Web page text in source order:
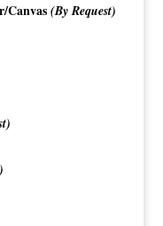
Canvas (By Request)